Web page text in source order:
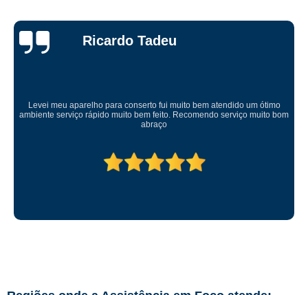
Ricardo Tadeu
Levei meu aparelho para conserto fui muito bem atendido um ótimo
ambiente serviço rápido muito bem feito. Recomendo serviço muito bom
abraço